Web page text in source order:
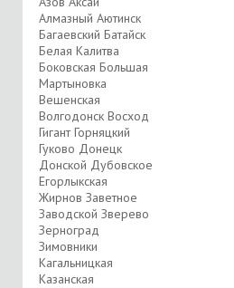
Алмазный Аютинск
Багаевский Батайск
Белая Калитва
Боковская Большая
Мартыновка
Вешенская
Волгодонск Восход
Гигант Горняцкий
Гуково Донецк
Донской Дубовское
Егорлыкская
Жирнов Заветное
Заводской Зверево
Зерноград
Зимовники
Кагальницкая
Казанская